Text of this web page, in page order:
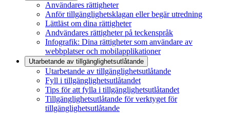
Användares rättigheter
Anför tillgänglighetsklagan eller begär utredning
Lättläst om dina rättigheter
Andvändares rättigheter på teckenspråk
Infografik: Dina rättigheter som användare av
webbplatser och mobilapplikationer
Utarbetande av tillgänglighets­utlåtande
Utarbetande av tillgänglighetsutlåtande
Fyll i tillgänglighetsutlåtandet
Tips för att fylla i tillgänglighetsutlåtandet
Tillgänglighetsutlåtande för verktyget för
tillgänglighetsutlåtande